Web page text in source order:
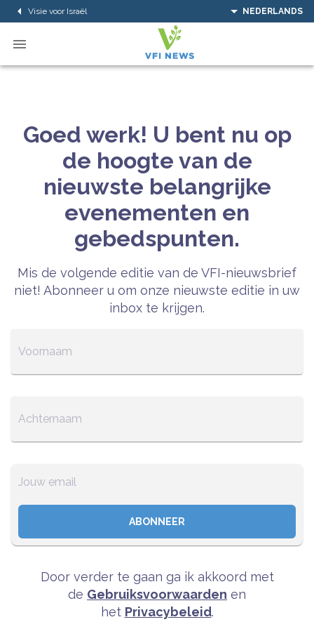
Visie voor Israël NEDERLANDS
Goed werk! U bent nu op
de hoogte van de
nieuwste belangrijke
evenementen en
gebedspunten.
Mis de volgende editie van de VFI-nieuwsbrief
niet! Abonneer u om onze nieuwste editie in uw
inbox te krijgen.
ABONNEER
Door verder te gaan ga ik akkoord met
de Gebruiksvoorwaarden en
het Privacybeleid.